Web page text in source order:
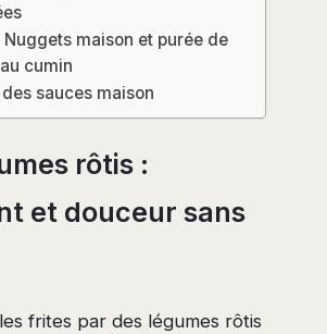
Nuggets maison et purée de
cumin
sauces maison
rôtis :
et douceur sans
frites par des légumes rôtis